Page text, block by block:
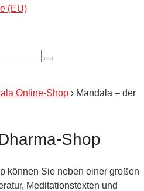
(EU)
Online-Shop › Mandala – der
Shop
können Sie neben einer großen
Meditationstexten und